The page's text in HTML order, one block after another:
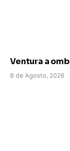
Ventura a
8 de Agosto, 2026